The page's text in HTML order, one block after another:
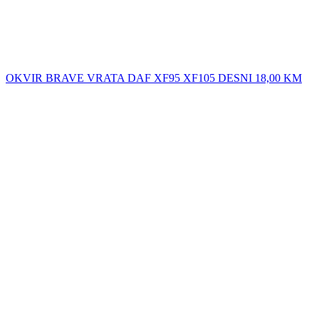
OKVIR BRAVE VRATA DAF XF95 XF105 DESNI 18,00 KM